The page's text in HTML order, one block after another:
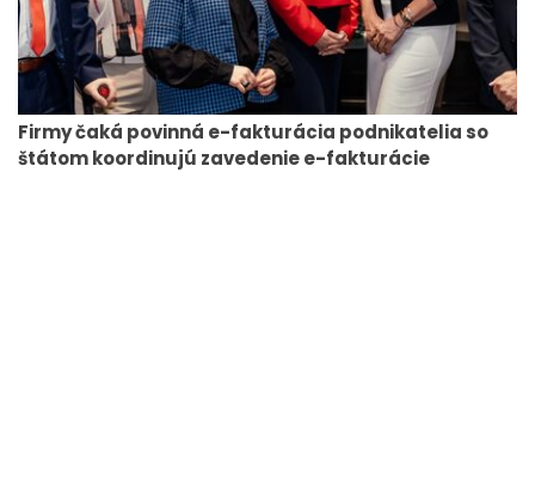
Firmy čaká povinná e-fakturácia podnikatelia so
štátom koordinujú zavedenie e-fakturácie